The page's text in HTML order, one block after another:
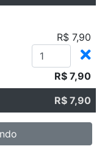
R$ 7,90
R$ 7,90
R$ 7,90